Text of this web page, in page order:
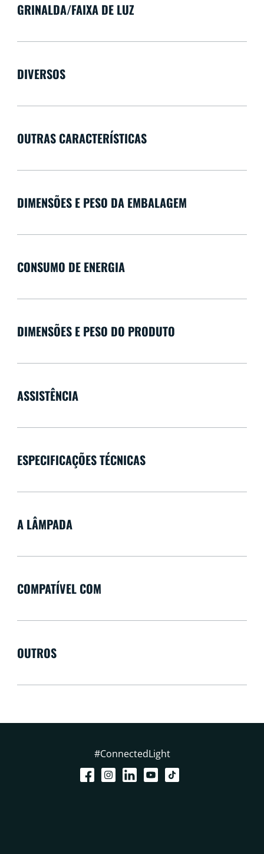
GRINALDA/FAIXA DE LUZ
DIVERSOS
OUTRAS CARACTERÍSTICAS
DIMENSÕES E PESO DA EMBALAGEM
CONSUMO DE ENERGIA
DIMENSÕES E PESO DO PRODUTO
ASSISTÊNCIA
ESPECIFICAÇÕES TÉCNICAS
A LÂMPADA
COMPATÍVEL COM
OUTROS
#ConnectedLight